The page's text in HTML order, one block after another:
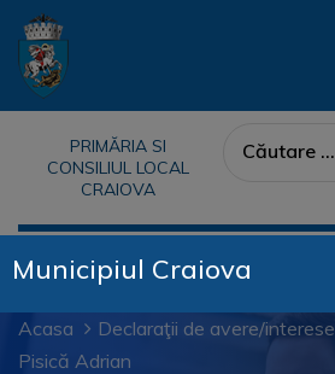
PRIMĂRIA SI
CONSILIUL LOCAL
CRAIOVA
Acasa
Declaraţii de avere/interese
Pisică Adrian